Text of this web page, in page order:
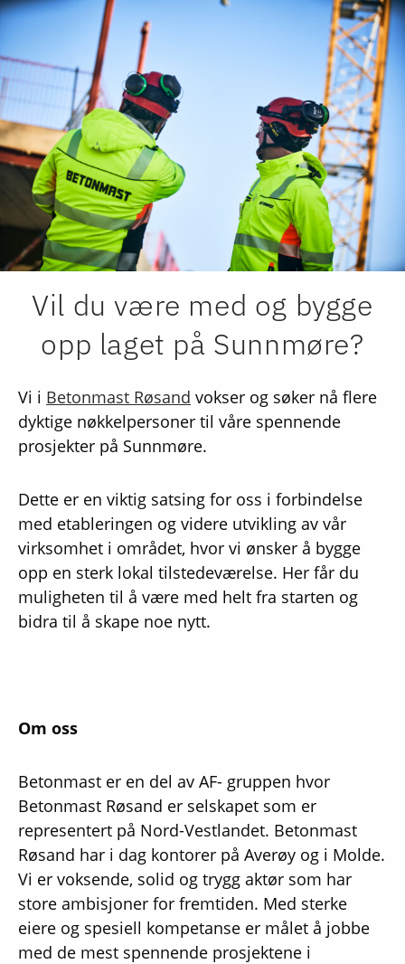
Vil du være med og bygge
opp laget på Sunnmøre?
Vi i Betonmast Røsand vokser og søker nå flere
dyktige nøkkelpersoner til våre spennende
prosjekter på Sunnmøre.
Dette er en viktig satsing for oss i forbindelse
med etableringen og videre utvikling av vår
virksomhet i området, hvor vi ønsker å bygge
opp en sterk lokal tilstedeværelse. Her får du
muligheten til å være med helt fra starten og
bidra til å skape noe nytt.
Om oss
Betonmast er en del av AF- gruppen hvor
Betonmast Røsand er selskapet som er
representert på Nord-Vestlandet. Betonmast
Røsand har i dag kontorer på Averøy og i Molde.
Vi er voksende, solid og trygg aktør som har
store ambisjoner for fremtiden. Med sterke
eiere og spesiell kompetanse er målet å jobbe
med de mest spennende prosjektene i